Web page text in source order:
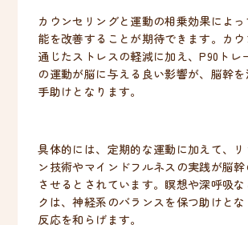
カウンセリングと運動の相乗効果によ
能を改善することが期待できます。カ
通じたストレスの軽減に加え、P90トレ
の運動が脳に与える良い影響が、脳幹を
手助けとなります。
具体的には、定期的な運動に加えて、リ
ン技術やマインドフルネスの実践が脳
させるとされています。瞑想や深呼吸な
クは、神経系のバランスを保つ助けと
反応を和らげます。